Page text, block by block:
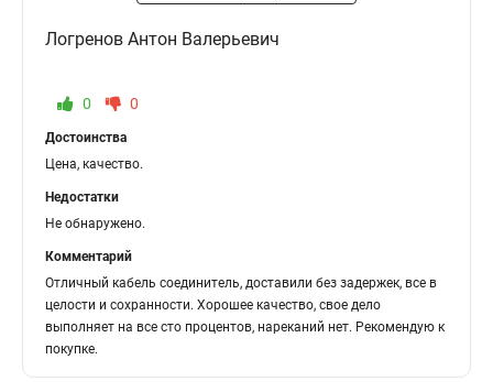
Логренов Антон Валерьевич
0 0
Достоинства
Цена, качество.
Недостатки
Не обнаружено.
Комментарий
Отличный кабель соединитель, доставили без задержек, все в
целости и сохранности. Хорошее качество, свое дело
выполняет на все сто процентов, нареканий нет. Рекомендую к
покупке.